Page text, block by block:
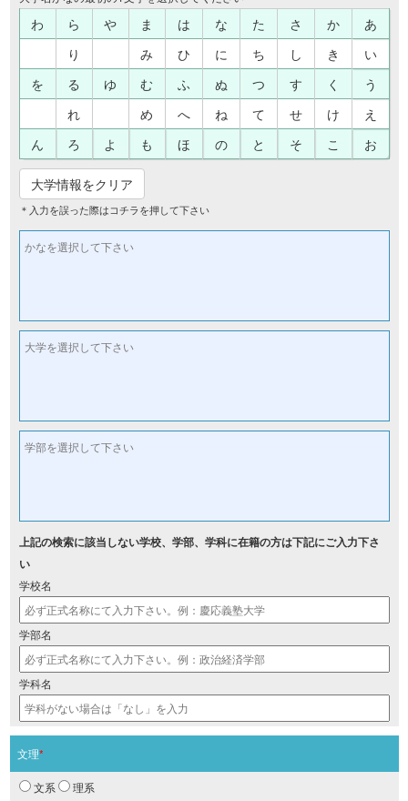
わ ら や ま は な た さ か
あ
り
み ひ に ち し き
い
を
る ゆ む ふ ぬ つ す く
う
れ
め へ ね て せ け
え
ん
ろ よ も ほ の と そ こ お
大学情報をクリア
＊入力を誤った際はコチラを押して下さい
かなを選択して下さい
大学を選択して下さい
学部を選択して下さい
上記の検索に該当しない学校、学部、学科に在籍の方は下記にご入力下さ
い
学校名
学部名
学科名
文理*
文系 理系